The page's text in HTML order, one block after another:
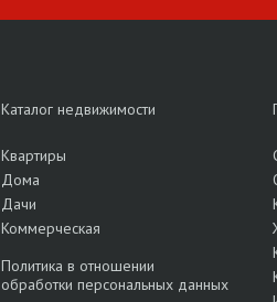
Каталог недвижимости
Квартиры
Дома
Дачи
Коммерческая
Политика в отношении
обработки персональных данных